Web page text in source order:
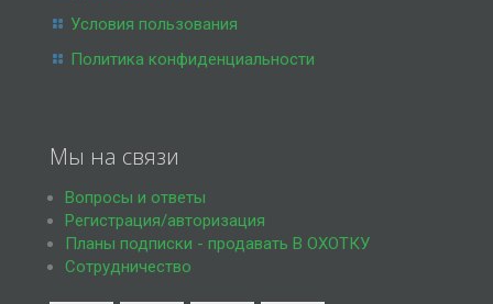
Условия пользования
Политика конфиденциальности
Мы на связи
Вопросы и ответы
Регистрация/авторизация
Планы подписки - продавать В ОХОТКУ
Сотрудничество